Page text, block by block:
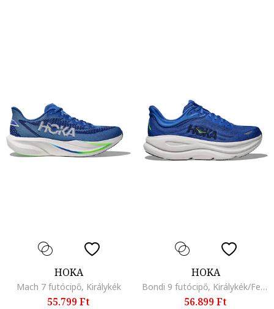
HOKA
Mach 7 futócipő, Királykék
55.799 Ft
HOKA
Bondi 9 futócipő, Királykék/Fehér/Kék
56.899 Ft